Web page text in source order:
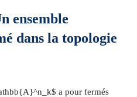
ensemble
dans la topologie
a pour fermés